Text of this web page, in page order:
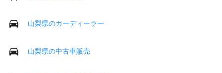
山梨県のカーディーラー
山梨県の中古車販売